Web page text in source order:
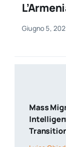
Giugno 5,
Mass